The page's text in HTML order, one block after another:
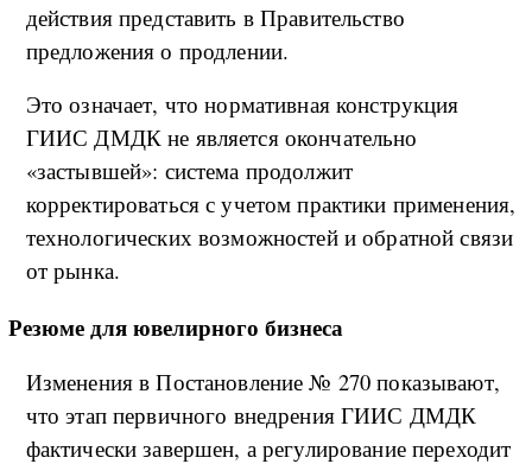
действия представить в Правительство
предложения о продлении.
Это означает, что нормативная конструкция
ГИИС ДМДК не является окончательно
«застывшей»: система продолжит
корректироваться с учетом практики применения,
технологических возможностей и обратной связи
от рынка.
Резюме для ювелирного бизнеса
Изменения в Постановление № 270 показывают,
что этап первичного внедрения ГИИС ДМДК
фактически завершен, а регулирование переходит